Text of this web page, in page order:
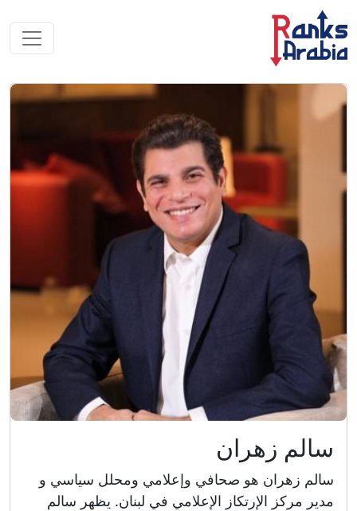
سالم زهران
سالم زهران هو صحافي وإعلامي ومحلل سياسي و
مدير مركز الإرتكاز الإعلامي في لبنان. يظهر سالم